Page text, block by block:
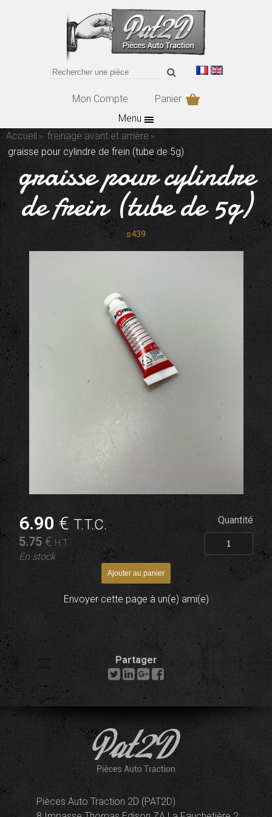
Mon Compte
Panier
Menu
Accueil
freinage avant et arrière
graisse pour cylindre de frein (tube de 5g)
graisse pour cylindre
de frein (tube de 5g)
s439
6.90 €T.T.C.
5.75 € H.T.
En stock
Quantité
Envoyer cette page à un(e) ami(e)
Partager
Pièces Auto Traction 2D (PAT2D)